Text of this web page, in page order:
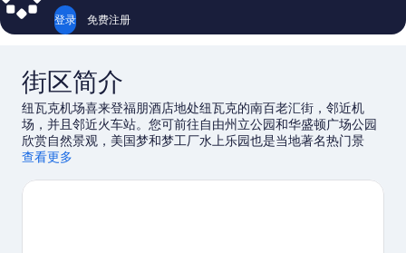
评
登录 免费注册
街区简介
纽瓦克机场喜来登福朋酒店地处纽瓦克的南百老汇街，邻近机
场，并且邻近火车站。您可前往自由州立公园和华盛顿广场公园
欣赏自然景观，美国梦和梦工厂水上乐园也是当地著名热门景
点。想要参加一场活动或游戏？来看看保德信中心体育馆或体育
查看更多